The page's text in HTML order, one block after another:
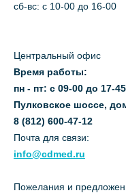
сб-вс: с 10-00 до 16-00
Центральный офис
Время работы:
пн - пт: с 09-00 до 17-45
Пулковское шоссе,
8 (812) 600-47-12
Почта для связи:
info@cdmed.ru
Пожелания и